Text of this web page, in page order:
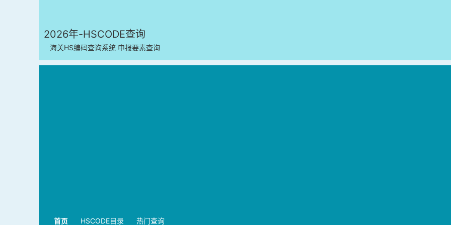
2026年-HSCODE查询
海关HS编码查询系统 申报要素查询
首页 HSCODE目录 热门查询